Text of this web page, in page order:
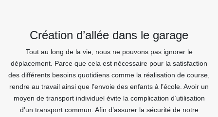
Création d’allée dans le garage
Tout au long de la vie, nous ne pouvons pas ignorer le
déplacement. Parce que cela est nécessaire pour la satisfaction
des différents besoins quotidiens comme la réalisation de course,
rendre au travail ainsi que l’envoie des enfants à l’école. Avoir un
moyen de transport individuel évite la complication d’utilisation
d’un transport commun. Afin d’assurer la sécurité de notre